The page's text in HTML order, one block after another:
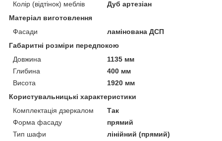
Колір (відтінок) меблів
Дуб артезіан
Матеріал виготовлення
Фасади
ламінована ДСП
Габаритні розміри передпокою
Довжина
1135 мм
Глибина
400 мм
Висота
1920 мм
Користувальницькі характеристики
Комплектація дзеркалом
Так
Форма фасаду
прямий
Тип шафи
лінійний (прямий)